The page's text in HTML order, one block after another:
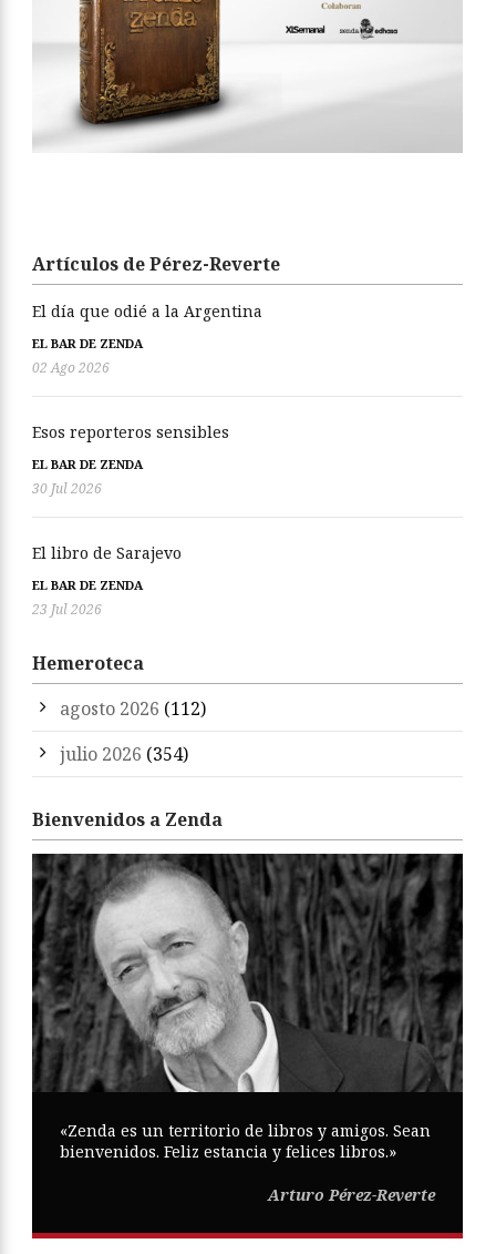
Artículos de Pérez-Reverte
El día que odié a la Argentina
EL BAR DE ZENDA
02 Ago 2026
Esos reporteros sensibles
EL BAR DE ZENDA
30 Jul 2026
El libro de Sarajevo
EL BAR DE ZENDA
23 Jul 2026
Hemeroteca
agosto 2026 (112)
julio 2026 (354)
Bienvenidos a Zenda
«Zenda es un territorio de libros y amigos. Sean
bienvenidos. Feliz estancia y felices libros.»
Arturo Pérez-Reverte